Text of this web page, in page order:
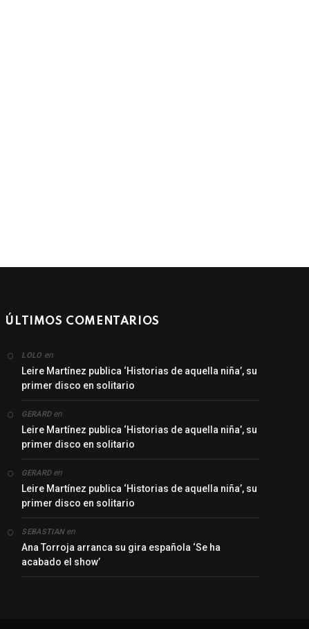
ÚLTIMOS COMENTARIOS
LOLO en
Leire Martínez publica ‘Historias de aquella niña’, su
primer disco en solitario
GERARDen
Leire Martínez publica ‘Historias de aquella niña’, su
primer disco en solitario
GERARDen
Leire Martínez publica ‘Historias de aquella niña’, su
primer disco en solitario
SEBASTIANen
Ana Torroja arranca su gira española ‘Se ha
acabado el show’